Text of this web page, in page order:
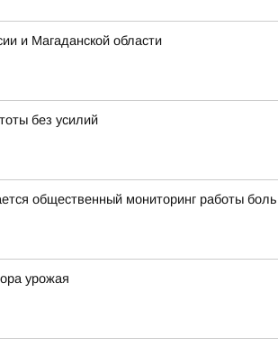
и Магаданской области
без усилий
общественный мониторинг работы
урожая